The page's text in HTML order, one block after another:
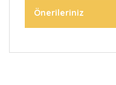
Önerileriniz